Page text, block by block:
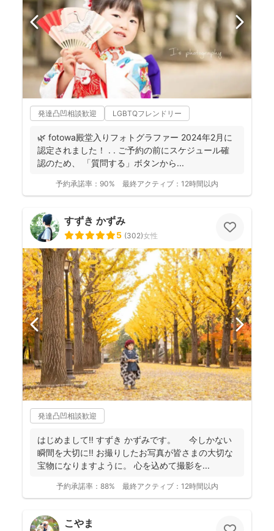
発達凸凹相談歓迎 LGBTQフレンドリー
🌿 fotowa殿堂入りフォトグラファー 2024年2月に
認定されました！ . . ご予約の前にスケジュール確
認のため、 「質問する」ボタンから...
予約承諾率： 90% 最終アクティブ： 12時間以内
すずき かずみ
5 (302)女性
発達凸凹相談歓迎
はじめまして‼︎ すずき かずみです。 今しかない
瞬間を大切に‼︎ お撮りしたお写真が皆さまの大切な
宝物になりますように。 心を込めて撮影を...
予約承諾率： 88% 最終アクティブ： 12時間以内
こやま